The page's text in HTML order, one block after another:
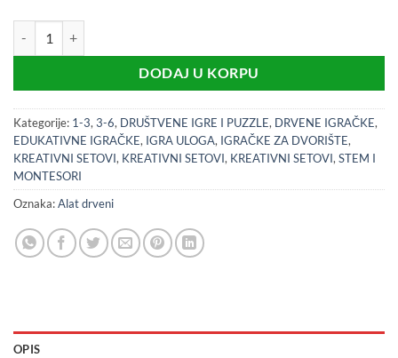
DODAJ U KORPU
Kategorije: 1-3,3-6, DRUŠTVENE IGRE I PUZZLE, DRVENE IGRAČKE,
EDUKATIVNE IGRAČKE, IGRA ULOGA, IGRAČKE ZA DVORIŠTE,
KREATIVNI SETOVI, KREATIVNI SETOVI, KREATIVNI SETOVI,STEM I
MONTESORI
Oznaka:Alat drveni
OPIS